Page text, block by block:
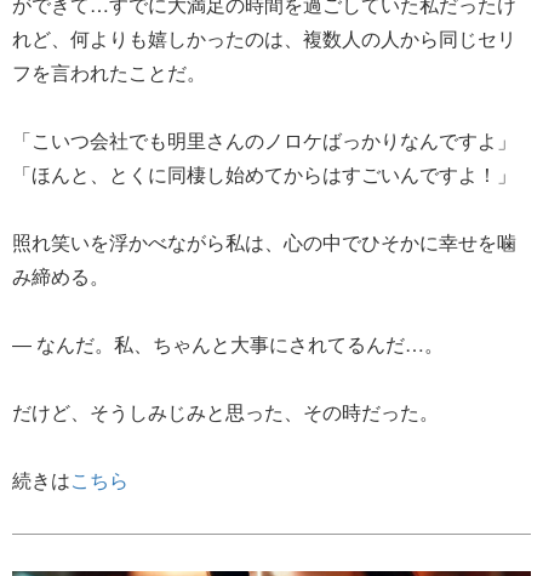
れど、何よりも嬉しかったのは、複数人の人から同じセリ
フを言われたことだ。
「こいつ会社でも明里さんのノロケばっかりなんですよ」
「ほんと、とくに同棲し始めてからはすごいんですよ！」
照れ笑いを浮かべながら私は、心の中でひそかに幸せを噛
み締める。
― なんだ。私、ちゃんと大事にされてるんだ…。
だけど、そうしみじみと思った、その時だった。
続きはこちら